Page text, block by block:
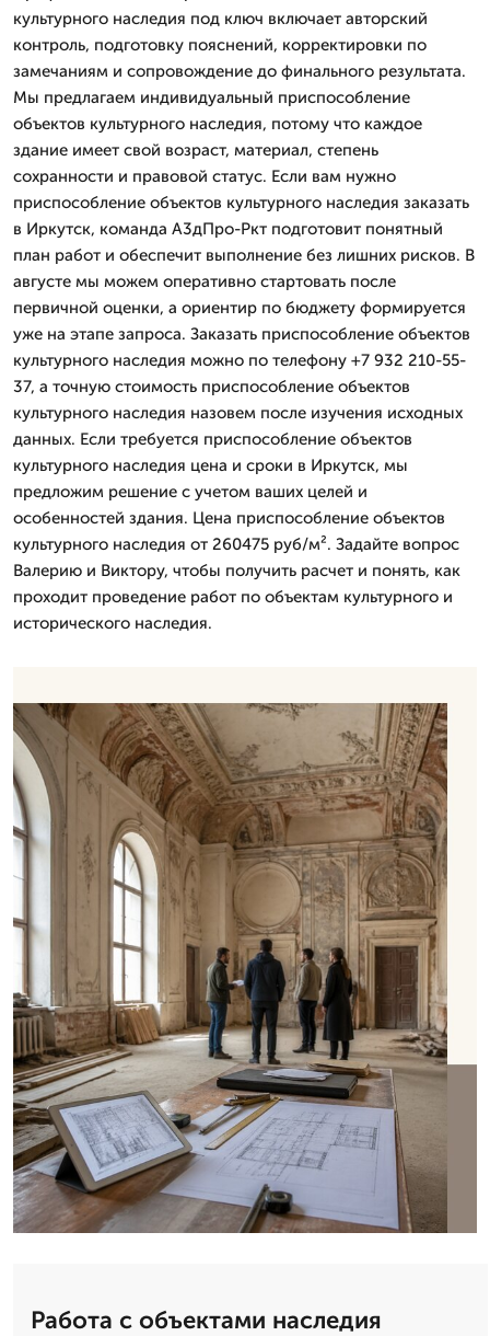
культурного наследия под ключ включает авторский
контроль, подготовку пояснений, корректировки по
замечаниям и сопровождение до финального результата.
Мы предлагаем индивидуальный приспособление
объектов культурного наследия, потому что каждое
здание имеет свой возраст, материал, степень
сохранности и правовой статус. Если вам нужно
приспособление объектов культурного наследия заказать
в Иркутск, команда А3дПро-Ркт подготовит понятный
план работ и обеспечит выполнение без лишних рисков. В
августе мы можем оперативно стартовать после
первичной оценки, а ориентир по бюджету формируется
уже на этапе запроса. Заказать приспособление объектов
культурного наследия можно по телефону +7 932 210-55-
37, а точную стоимость приспособление объектов
культурного наследия назовем после изучения исходных
данных. Если требуется приспособление объектов
культурного наследия цена и сроки в Иркутск, мы
предложим решение с учетом ваших целей и
особенностей здания. Цена приспособление объектов
культурного наследия от 260475 руб/м². Задайте вопрос
Валерию и Виктору, чтобы получить расчет и понять, как
проходит проведение работ по объектам культурного и
исторического наследия.
Работа с объектами наследия